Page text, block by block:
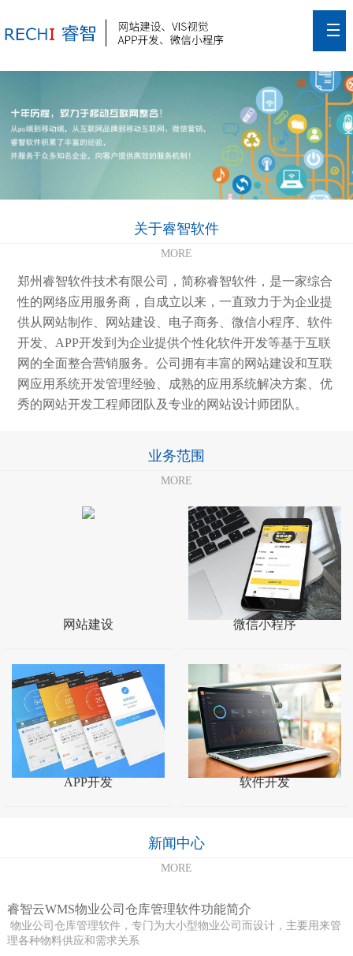
关于睿智软件
MORE
郑州睿智软件技术有限公司，简称睿智软件，是一家综合
性的网络应用服务商，自成立以来，一直致力于为企业提
供从网站制作、网站建设、电子商务、微信小程序、软件
开发、APP开发到为企业提供个性化软件开发等基于互联
网的全面整合营销服务。公司拥有丰富的网站建设和互联
网应用系统开发管理经验、成熟的应用系统解决方案、优
秀的网站开发工程师团队及专业的网站设计师团队。
业务范围
MORE
网站建设 微信小程序
APP开发 软件开发
新闻中心
MORE
睿智云WMS物业公司仓库管理软件功能简介
物业公司仓库管理软件，专门为大小型物业公司而设计，主要用来管
理各种物料供应和需求关系